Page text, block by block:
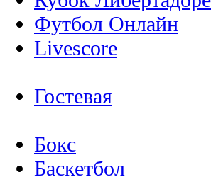
Футбол Онлайн
Livescore
Гостевая
Бокс
Баскетбол